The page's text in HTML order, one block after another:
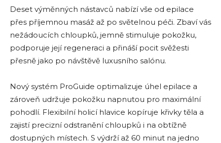
Deset výměnných nástavců nabízí vše od epilace
přes příjemnou masáž až po světelnou péči. Zbaví vás
nežádoucích chloupků, jemně stimuluje pokožku,
podporuje její regeneraci a přináší pocit svěžesti
přesně jako po návštěvě luxusního salónu.
Nový systém ProGuide optimalizuje úhel epilace a
zároveň udržuje pokožku napnutou pro maximální
pohodlí. Flexibilní holicí hlavice kopíruje křivky těla a
zajistí precizní odstranění chloupků i na obtížně
dostupných místech. S výdrží až 60 minut na jedno